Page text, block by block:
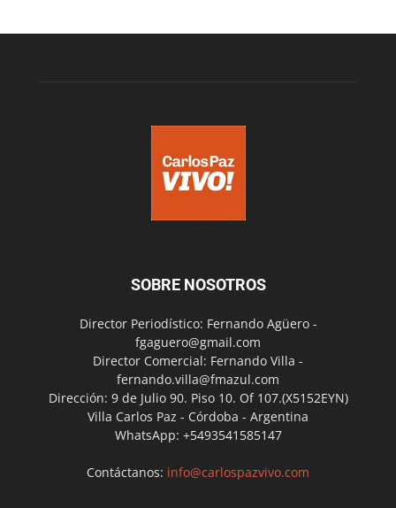
SOBRE NOSOTROS
Director Periodístico: Fernando Agüero -
fgaguero@gmail.com
Director Comercial: Fernando Villa -
fernando.villa@fmazul.com
Dirección: 9 de Julio 90. Piso 10. Of 107.(X5152EYN)
Villa Carlos Paz - Córdoba - Argentina
WhatsApp: +5493541585147
Contáctanos: info@carlospazvivo.com